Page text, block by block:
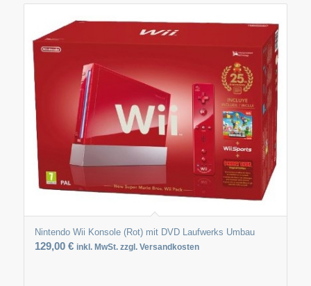
Nintendo Wii Konsole (Rot) mit DVD Laufwerks Umbau
129,00 € inkl. MwSt. zzgl. Versandkosten